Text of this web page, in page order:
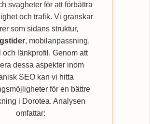
svagheter för att förbättra
och trafik. Vi granskar
som sidans struktur,
, mobilanpassning,
och länkprofil. Genom att
dessa aspekter inom
SEO kan vi hitta
för en bättre
i Dorotea. Analysen
omfattar: